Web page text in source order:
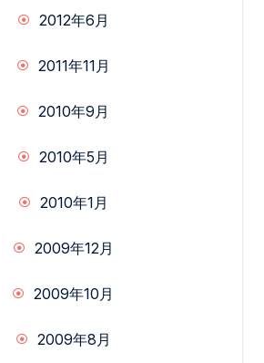
2012年6月
2011年11月
2010年9月
2010年5月
2010年1月
2009年12月
2009年10月
2009年8月